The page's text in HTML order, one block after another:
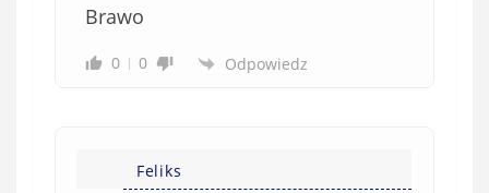
Brawo
0 0 Odpowiedz
Feliks